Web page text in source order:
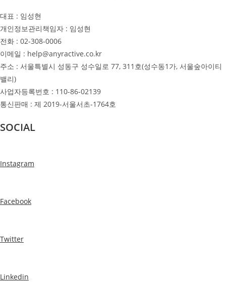
대표 : 임성현
개인정보관리책임자 : 임성현
전화 : 02-308-0006
이메일 : help@anyractive.co.kr
주소 : 서울특별시 성동구 성수일로 77, 311호(성수동1가, 서울숲아이티
밸리)
사업자등록번호 : 110-86-02139
통신판매 : 제 2019-서울서초-1764호
SOCIAL
Instagram
Facebook
Twitter
Linkedin